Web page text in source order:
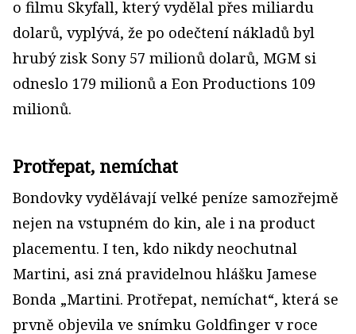
o filmu Skyfall, který vydělal přes miliardu
dolarů, vyplývá, že po odečtení nákladů byl
hrubý zisk Sony 57 milionů dolarů, MGM si
odneslo 179 milionů a Eon Productions 109
milionů.
Protřepat, nemíchat
Bondovky vydělávají velké peníze samozřejmě
nejen na vstupném do kin, ale i na product
placementu. I ten, kdo nikdy neochutnal
Martini, asi zná pravidelnou hlášku Jamese
Bonda „Martini. Protřepat, nemíchat“, která se
prvně objevila ve snímku Goldfinger v roce